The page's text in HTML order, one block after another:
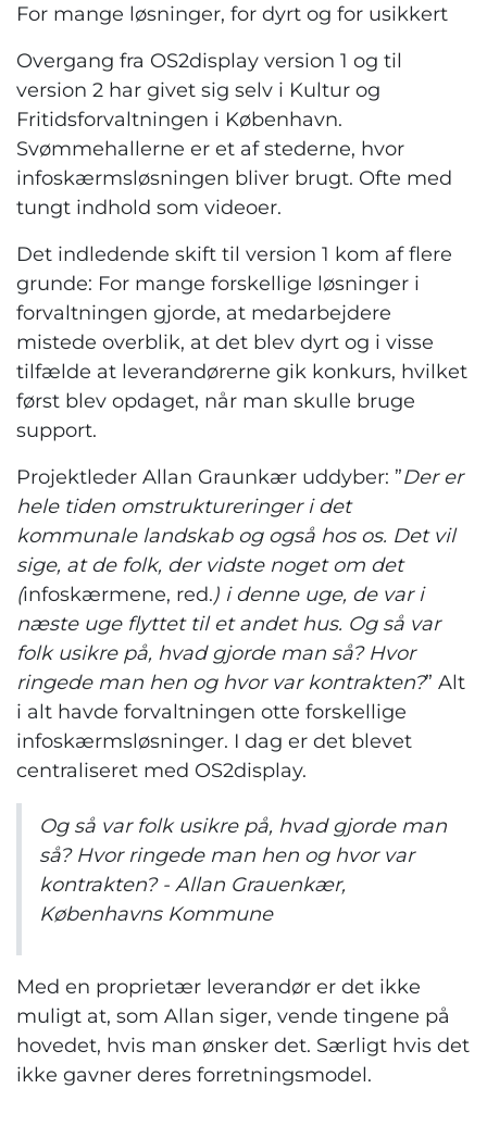
For mange løsninger, for dyrt og for usikkert
Overgang fra OS2display version 1 og til
version 2 har givet sig selv i Kultur og
Fritidsforvaltningen i København.
Svømmehallerne er et af stederne, hvor
infoskærmsløsningen bliver brugt. Ofte med
tungt indhold som videoer.
Det indledende skift til version 1 kom af flere
grunde: For mange forskellige løsninger i
forvaltningen gjorde, at medarbejdere
mistede overblik, at det blev dyrt og i visse
tilfælde at leverandørerne gik konkurs, hvilket
først blev opdaget, når man skulle bruge
support.
Projektleder Allan Graunkær uddyber: ”Der er
hele tiden omstruktureringer i det
kommunale landskab og også hos os. Det vil
sige, at de folk, der vidste noget om det
(infoskærmene, red.) i denne uge, de var i
næste uge flyttet til et andet hus. Og så var
folk usikre på, hvad gjorde man så? Hvor
ringede man hen og hvor var kontrakten?” Alt
i alt havde forvaltningen otte forskellige
infoskærmsløsninger. I dag er det blevet
centraliseret med OS2display.
Og så var folk usikre på, hvad gjorde man
så? Hvor ringede man hen og hvor var
kontrakten? - Allan Grauenkær,
Københavns Kommune
Med en proprietær leverandør er det ikke
muligt at, som Allan siger, vende tingene på
hovedet, hvis man ønsker det. Særligt hvis det
ikke gavner deres forretningsmodel.